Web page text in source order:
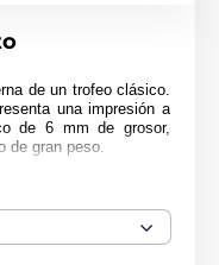
de un trofeo clásico.
una impresión a
de 6 mm de grosor,
de gran peso.